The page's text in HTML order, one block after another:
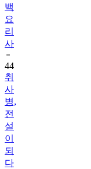
백
요
리
사
44
취
사
병,
전
설
이
되
다